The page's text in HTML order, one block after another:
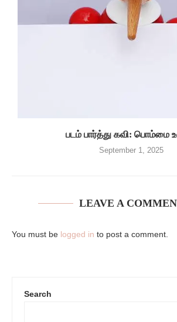
படம் பார்த்து கவி: பொம்மை
September 1, 2025
LEAVE A
You must be logged in to post a comment.
Search